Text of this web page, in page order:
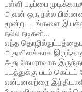
பள்ளி படிப்பை
அவன் ஒரு நல்ல
மூன்று படங்களை
நல்ல நடிகன்...
எந்த
அதுவிளக்காக
அது கேமராவாக
படத்துக்கு படம்
என்பனவற்றை